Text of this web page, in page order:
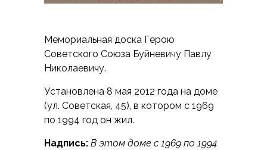
Мемориальная доска Герою
Советского Союза Буйневичу Павлу
Николаевичу.
Установлена 8 мая 2012 года на доме
(ул. Советская, 45), в котором с 1969
по 1994 год он жил.
Надпись: В этом доме с 1969 по 1994